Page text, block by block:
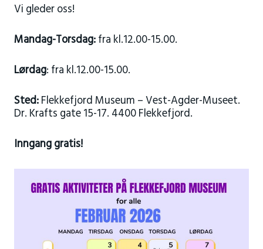
Vi gleder oss!
Mandag-Torsdag:fra kl.12.00-15.00.
Lørdag: fra kl.12.00-15.00.
Sted:Flekkefjord Museum – Vest-Agder-Museet.
Dr. Krafts gate 15-17. 4400 Flekkefjord.
Inngang gratis!